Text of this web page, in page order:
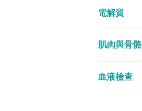
電解質
肌肉與骨骼
血液檢查